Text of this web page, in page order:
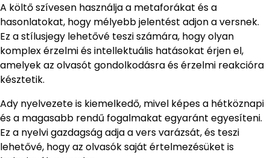
A költő szívesen használja a metaforákat és a
hasonlatokat, hogy mélyebb jelentést adjon a versnek.
Ez a stílusjegy lehetővé teszi számára, hogy olyan
komplex érzelmi és intellektuális hatásokat érjen el,
amelyek az olvasót gondolkodásra és érzelmi reakcióra
késztetik.
Ady nyelvezete is kiemelkedő, mivel képes a hétköznapi
és a magasabb rendű fogalmakat egyaránt egyesíteni.
Ez a nyelvi gazdagság adja a vers varázsát, és teszi
lehetővé, hogy az olvasók saját értelmezésüket is